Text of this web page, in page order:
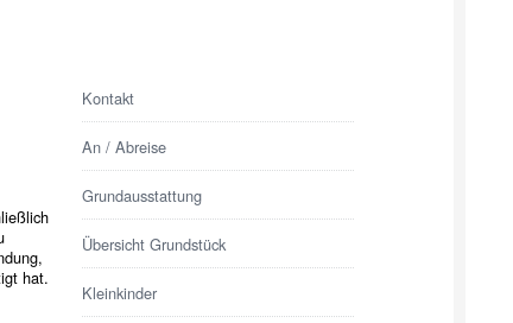
hat.
Kontakt
An / Abreise
Grundausstattung
Übersicht Grundstück
Kleinkinder